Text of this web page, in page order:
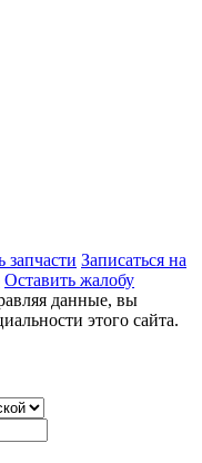
запчасти Записаться на
Оставить жалобу
данные, вы
этого сайта.